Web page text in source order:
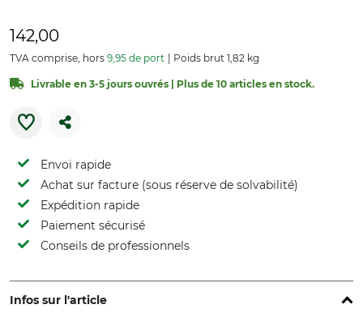
142,00
TVA comprise, hors 9,95 de port Poids brut 1,82 kg
Livrable en 3-5 jours ouvrés | Plus de 10 articles en stock.
Envoi rapide
Achat sur facture (sous réserve de solvabilité)
Expédition rapide
Paiement sécurisé
Conseils de professionnels
Infos sur l'article